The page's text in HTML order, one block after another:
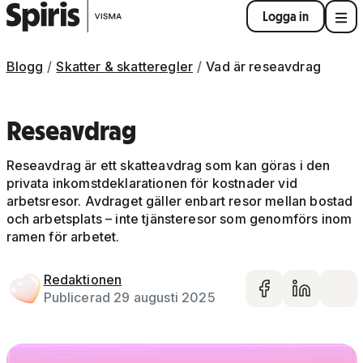
Logga in
Blogg Skatter & skatteregler Vad är reseavdrag
Reseavdrag
Reseavdrag är ett skatteavdrag som kan göras i den
privata inkomstdeklarationen för kostnader vid
arbetsresor. Avdraget gäller enbart resor mellan bostad
och arbetsplats – inte tjänsteresor som genomförs inom
ramen för arbetet.
Redaktionen
Publicerad 29 augusti 2025
Dela på
Dela